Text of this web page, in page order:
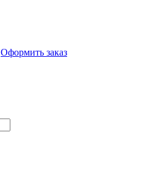
Оформить заказ